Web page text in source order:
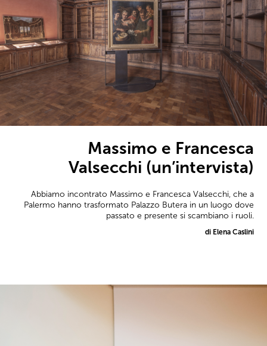
Massimo e Francesca
Valsecchi (un’intervista)
Abbiamo incontrato Massimo e Francesca Valsecchi, che a
Palermo hanno trasformato Palazzo Butera in un luogo dove
passato e presente si scambiano i ruoli.
di Elena Caslini